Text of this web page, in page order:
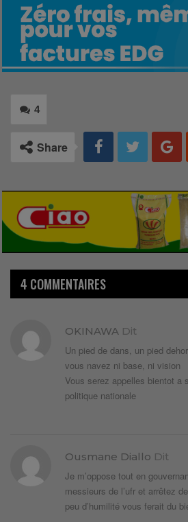
4
Share
4 COMMENTAIRES
OKINAWA Dit
Un pied de dans, un pied
vous navez ni base, ni vision
Vous serez appelles bientot a
politique nationale
Ousmane Diallo Dit
Je m’oppose tout en
messieurs de l’ufr et arrêtez
peu d’humilité vous ferait du